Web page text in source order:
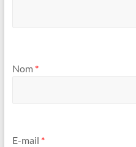
Nom *
E-mail *